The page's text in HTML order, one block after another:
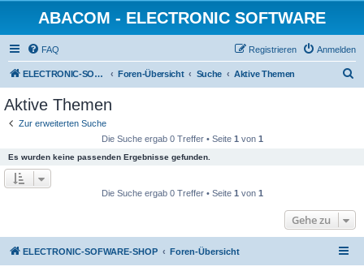
ABACOM - ELECTRONIC SOFTWARE
FAQ Anmelden
Registrieren
ELECTRONIC-SOFWARE-SHOP Foren-Übersicht Suche Aktive Themen
Aktive Themen
Zur erweiterten Suche
Die Suche ergab 0 Treffer • Seite 1 von 1
Es wurden keine passenden Ergebnisse gefunden.
Die Suche ergab 0 Treffer • Seite 1 von 1
Gehe zu
ELECTRONIC-SOFWARE-SHOP Foren-Übersicht